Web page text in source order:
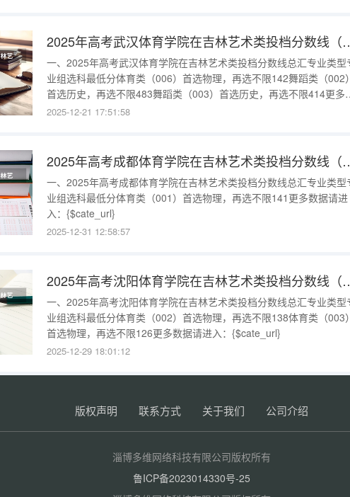
2025年高考武汉体育
一、2025年高考武汉体育学院在吉林艺术类投档分数线总汇专业类型
业组选科最低分体育类（006）首选物理，再选不限142舞蹈类（002）
首选历史，再选不限483舞蹈类（003）首选历史，再选不限414更多
据请进入：{$cate_url}
2025-12-21 17:51:58
2025年高考成都体育
一、2025年高考成都体育学院在吉林艺术类投档分数线总汇专业类型
业组选科最低分体育类（001）首选物理，再选不限141更多数据请进
入：{$cate_url}
2025-12-31 12:58:57
2025年高考沈阳体育
一、2025年高考沈阳体育学院在吉林艺术类投档分数线总汇专业类型
业组选科最低分体育类（002）首选物理，再选不限138体育类（003）
首选物理，再选不限126更多数据请进入：{$cate_url}
2025-12-29 18:01:12
版权声明 联系方式 关于我们 公司介绍
淄博多维网络科技有限公司版权所有
鲁ICP备2023014330号-25